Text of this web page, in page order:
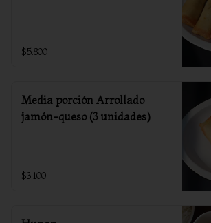
$5.800
Media porción Arrollado
jamón-queso (3 unidades)
$3.100